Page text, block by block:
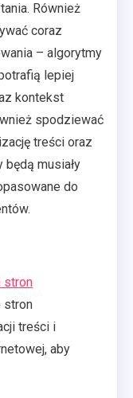
Również
coraz
– algorytmy
lepiej
kontekst
spodziewać
treści oraz
musiały
do
stron
stron
treści i
aby